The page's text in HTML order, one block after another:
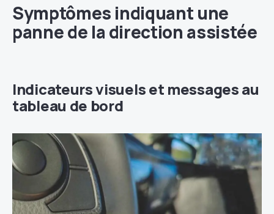
Symptômes indiquant une
panne de la direction assistée
Indicateurs visuels et messages au
tableau de bord